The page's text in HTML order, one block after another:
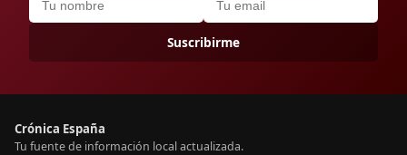
Suscribirme
Crónica España
Tu fuente de información local actualizada.